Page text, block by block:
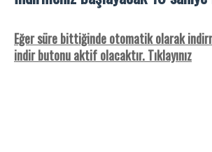
Eğer süre bittiğinde otomatik olarak
indir butonu aktif olacaktır. Tıklayınız